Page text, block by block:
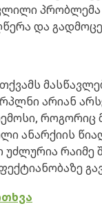
პრობლემა
და
არიან
როგორიც
ანარქიის
უძლურია რაიმე